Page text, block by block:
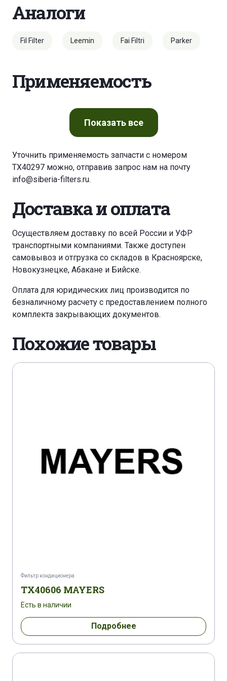
Аналоги
Fil Filter Leemin Fai Filtri Parker
Применяемость
Показатьвсе
Уточнить применяемость запчасти с номером
TX40297 можно, отправив запрос нам на почту
info@siberia-filters.ru.
Доставка и оплата
Осуществляем доставку по всей России и УФР
транспортными компаниями. Также доступен
самовывоз и отгрузка со складов в Красноярске,
Новокузнецке, Абакане и Бийске.
Оплата для юридических лиц производится по
безналичному расчету с предоставлением полного
комплекта закрывающих документов.
Похожие товары
Фильтр кондиционера
TX40606 MAYERS
Есть в наличии
Подробнее